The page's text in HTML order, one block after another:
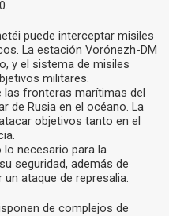
puede interceptar misiles
La estación Vorónezh-DM
y el sistema de misiles
militares.
las fronteras marítimas del
de Rusia en el océano. La
objetivos tanto en el
necesario para la
seguridad, además de
ataque de represalia.
de complejos de